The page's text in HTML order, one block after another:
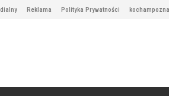
Reklama Polityka Prywatności